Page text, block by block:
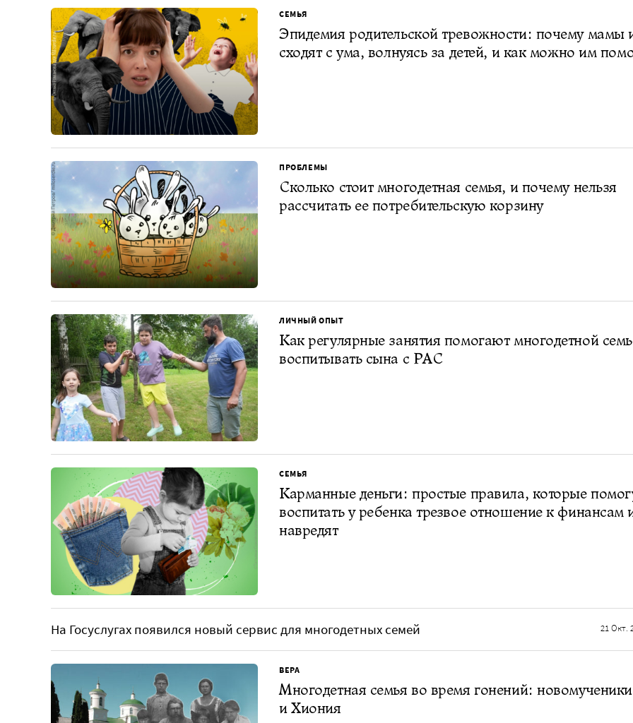
СЕМЬЯ
Эпидемия родительской тревожности: почему мамы
сходят с ума, волнуясь за детей, и как можно им
ПРОБЛЕМЫ
Сколько стоит многодетная семья, и почему нельзя
рассчитать ее потребительскую корзину
ЛИЧНЫЙ ОПЫТ
Как регулярные занятия помогают многодетной
воспитывать сына с РАС
СЕМЬЯ
Карманные деньги: простые правила, которые
воспитать у ребенка трезвое отношение к финансам
навредят
На Госуслугах появился новый сервис для многодетных семей 21 Окт.
ВЕРА
Многодетная семья во время гонений:
и Хиония